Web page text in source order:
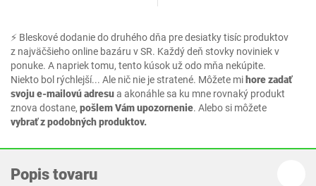
⚡ Bleskové dodanie do druhého dňa pre desiatky tisíc produktov
z najväčšieho online bazáru v SR. Každý deň stovky noviniek v
ponuke. A napriek tomu, tento kúsok už odo mňa nekúpite.
Niekto bol rýchlejší... Ale nič nie je stratené. Môžete mihore zadať
svoju e-mailovú adresua akonáhle sa ku mne rovnaký produkt
znova dostane, pošlem Vám upozornenie. Alebo si môžete
vybrať z podobných produktov.
Popis tovaru